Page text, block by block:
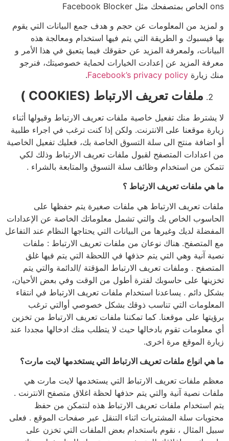
ons الخاص بمتصفحك مثل Facebook Blocker
و لمزيد من المعلومات عن حجم و هدف جمع البيانات التي يقوم
بها فيسبوك و الطريقة التي يتم فيها استخدام ومعالجة هذه
البيانات، ولمعرفة المزيد عن حقوقك فيما يتعبق في هذا الأمر و
معرفة المزيد عن إعدادت الخيارات لحماية خصوصيتك، فنرجو
منك زيارة Facebook’s privacy policy
.
ملفات تعريف الارتباط (COOKIES
)
لا يشترط منك تفعيل خاصية ملفات تعريف الارتباط وقبولها أثناء
زيارة موقعنا على الانترنت. ولكن إذا كنت ترغب في اجراء طلبية
أو اضافة منتج الى سلة التسوق الخاصة بك، فعليك تفعيل الخاصية
من اعدادات المتصفح لقبول ملفات تعريف الارتباط وذلك لكي
تتمكن من استخدام وظائف سلة التسوق والمتابعة بالشراء .
ما هي ملفات تعريف الارتباط ؟
ملفات تعريف الارتباط هي ملفات صغيرة يتم حفظها على
الحاسوب الخاص بك والتي تشمل معلوماتك الخاصة عن الإعدادات
المفضلة لديك وغيرها من البيانات التي يحتاجها النظام عند التفاعل
مع المتصفح. هناك نوعان من ملفات تعريف الارتباط : ملفات
نصية آنية وهي التي يتم حذفها في اللحظة التي يتم فيها غلق
المتصفح . وملفات تعريف الارتباط المؤقتة /الدائمة والتي يتم
تخزينها على حاسوبك لفترة أطول من الوقت وفي بعض الأحيان،
بشكل دائم . يساعدنا استخدام ملفات تعريف الارتباط في انتقاء
المعلومات التي تناسب ذوقك بشكل خصوصي أوالتي ترغب
برؤيتها على موقعنا. كما تمكننا ملفات تعريف الارتباط من تخزين
أي معلومات تقوم بادخالها حيث لا يتطلب منك ادخالها مجددا عند
زيارة الموقع مرة اخرى.
ما هي انواع ملفات تعريف الارتباط التي يستخدمها لايت مارت؟
معظم ملفات تعريف الارتباط التي يستخدمها لايت مارت هي
ملفات نصية آنية والتي يتم حذفها لحظة اغلاق متصفح الانترنت .
يتم استخدام ملفات تعريف الارتباط هذه لنتمكن من حفظ
محتويات سلة المشتريات اثناء التنقل عبر صفحات الموقع . فعلى
سبيل المثال ، نقوم باستخدام بعض الملفات التي تخزن على